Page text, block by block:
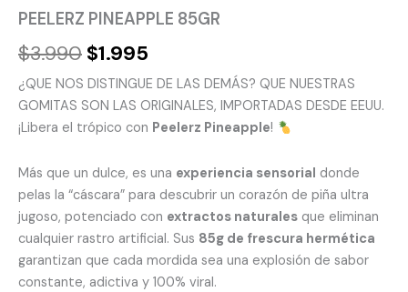
PEELERZ PINEAPPLE 85GR
$3.990 $1.995
¿QUE NOS DISTINGUE DE LAS DEMÁS? QUE NUESTRAS
GOMITAS SON LAS ORIGINALES, IMPORTADAS DESDE EEUU.
¡Libera el trópico con Peelerz Pineapple!
Más que un dulce, es una experiencia sensorial donde
pelas la “cáscara” para descubrir un corazón de piña ultra
jugoso, potenciado con extractos naturales que eliminan
cualquier rastro artificial. Sus 85g de frescura hermética
garantizan que cada mordida sea una explosión de sabor
constante, adictiva y 100% viral.